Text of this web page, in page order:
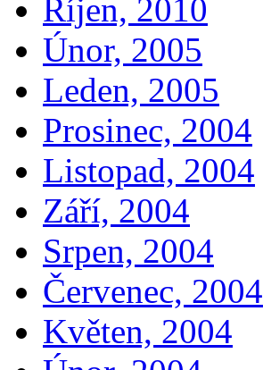
Říjen, 2010
Únor, 2005
Leden, 2005
Prosinec, 2004
Listopad, 2004
Září, 2004
Srpen, 2004
Červenec, 2004
Květen, 2004